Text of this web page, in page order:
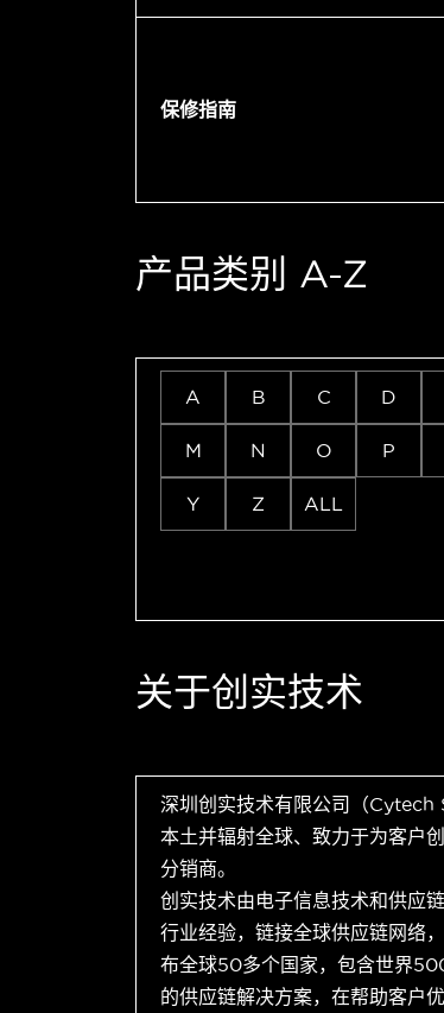
保修指南
产品类别 A-Z
A B C D
M N O P
Y Z ALL
关于创实技术
深圳创实技术有限公司（
本土并辐射全球、致力于为客户
分销商。
创实技术由电子信息技术和供应
行业经验，链接全球供应链网络
布全球50多个国家，包含世界
的供应链解决方案，在帮助客户